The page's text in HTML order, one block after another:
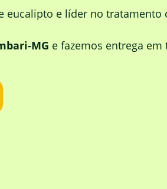
e líder no tratamento
MG e fazemos entrega em